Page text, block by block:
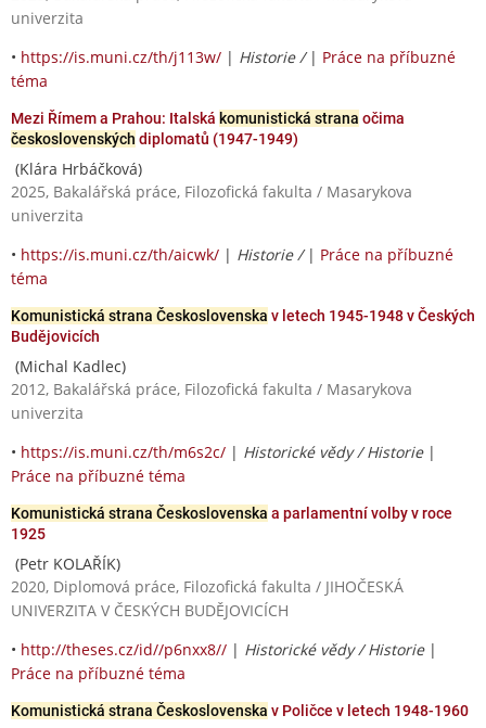
univerzita
• https://is.muni.cz/th/j113w/ | Historie / | Práce na příbuzné
téma
Mezi Římem a Prahou: Italská komunistická strana očima
československých diplomatů (1947-1949)
(Klára Hrbáčková)
2025, Bakalářská práce, Filozofická fakulta / Masarykova
univerzita
• https://is.muni.cz/th/aicwk/ | Historie / | Práce na příbuzné
téma
Komunistická strana Československa v letech 1945-1948 v Českých
Budějovicích
(Michal Kadlec)
2012, Bakalářská práce, Filozofická fakulta / Masarykova
univerzita
• https://is.muni.cz/th/m6s2c/ | Historické vědy / Historie|
Práce na příbuzné téma
Komunistická strana Československa a parlamentní volby v roce
1925
(Petr KOLAŘÍK)
2020, Diplomová práce, Filozofická fakulta / JIHOČESKÁ
UNIVERZITA V ČESKÝCH BUDĚJOVICÍCH
• http://theses.cz/id//p6nxx8// | Historické vědy / Historie|
Práce na příbuzné téma
Komunistická strana Československa v Poličce v letech 1948-1960